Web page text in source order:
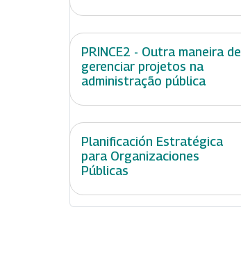
PRINCE2 - Outra maneira de
gerenciar projetos na
administração pública
Planificación Estratégica
para Organizaciones
Públicas